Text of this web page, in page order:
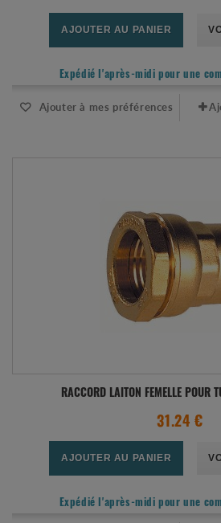
AJOUTER AU PANIER
Expédié l'après-midi pour une
Ajouter à mes préférences
RACCORD LAITON FEMELLE POUR
31.24 €
AJOUTER AU PANIER
Expédié l'après-midi pour une